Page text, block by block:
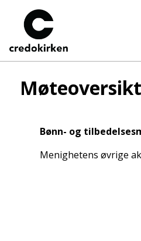
hovedinnhold
Møteoversikt
Bønn- og
Menighetens øvrige